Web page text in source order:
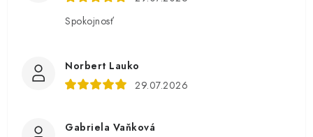
Spokojnosť
Norbert Lauko
29.07.2026
Gabriela Vaňková